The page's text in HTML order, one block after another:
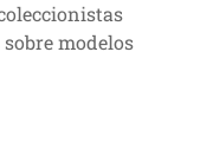
modelos